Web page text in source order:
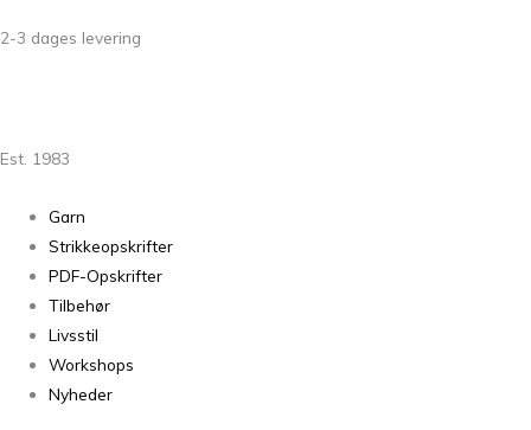
2-3 dages levering
Est. 1983
Garn
Strikkeopskrifter
PDF-Opskrifter
Tilbehør
Livsstil
Workshops
Nyheder